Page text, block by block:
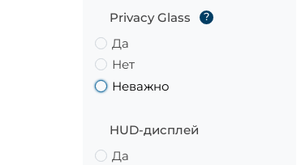
Privacy Glass ?
Да
Нет
Неважно
HUD-дисплей
Да